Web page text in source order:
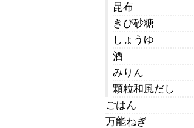
昆布
きび砂糖
しょうゆ
酒
みりん
顆粒和風だし
ごはん
万能ねぎ